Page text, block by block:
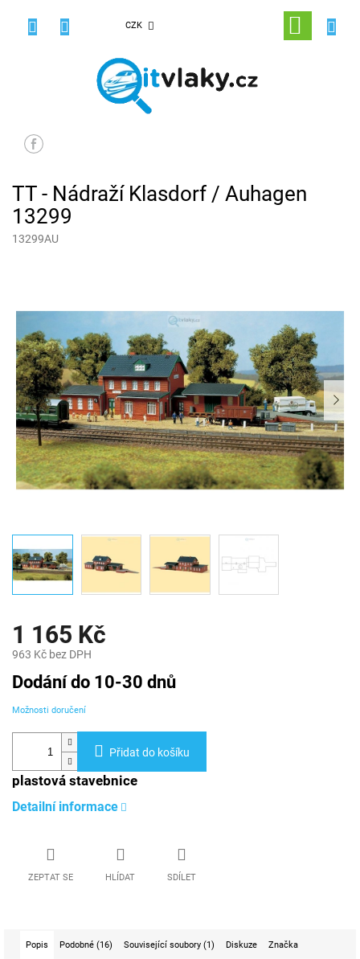
CZK
NÁKUPNÍ
KOŠÍK
TT - Nádraží Klasdorf / Auhagen
13299
13299AU
1 165 Kč
963 Kč bez DPH
Měrná
cena:
Dodání do 10-30 dnů
Možnosti doručení
Přidat do košíku
plastová stavebnice
Detailní informace
ZEPTAT SE HLÍDAT SDÍLET
Popis Podobné (16) Související soubory (1) Diskuze Značka